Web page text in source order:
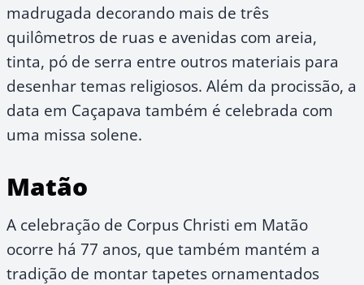
madrugada decorando mais de três
quilômetros de ruas e avenidas com areia,
tinta, pó de serra entre outros materiais para
desenhar temas religiosos. Além da procissão, a
data em Caçapava também é celebrada com
uma missa solene.
Matão
A celebração de Corpus Christi em Matão
ocorre há 77 anos, que também mantém a
tradição de montar tapetes ornamentados